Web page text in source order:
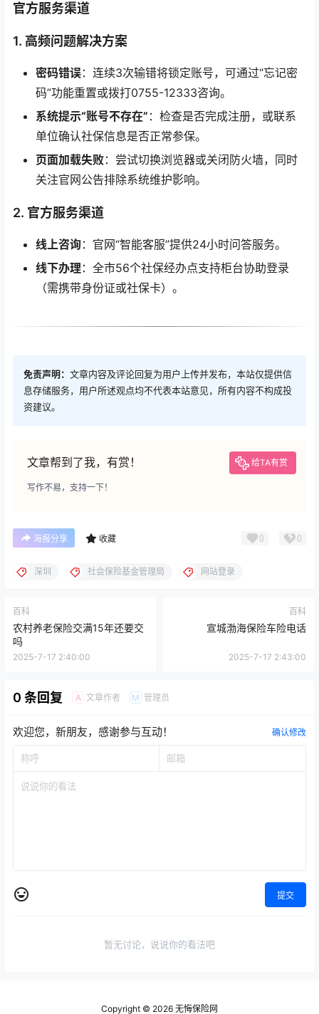
官方服务渠道
1. 高频问题解决方案
密码错误：连续3次输错将锁定账号，可通过“忘记密
码”功能重置或拨打0755-12333咨询。
系统提示“账号不存在” ：检查是否完成注册，或联系
单位确认社保信息是否正常参保。
页面加载失败：尝试切换浏览器或关闭防火墙，同时
关注官网公告排除系统维护影响。
2. 官方服务渠道
线上咨询：官网“智能客服”提供24小时问答服务。
线下办理 ：全市56个社保经办点支持柜台协助登录
（需携带身份证或社保卡）。
免责声明： 文章内容及评论回复为用户上传并发布，本站仅提供信
息存储服务，用户所述观点均不代表本站意见，所有内容不构成投
资建议。
文章帮到了我，有赏！ 给TA有赏
写作不易，支持一下！
海报分享 收藏 0 0
深圳 社会保险基金管理局 网站登录
百科
农村养老保险交满15年还要交
吗
2025-7-17 2:40:00
百科
宣城渤海保险车险电话
2025-7-17 2:43:00
0 条回复 A 文章作者 M 管理员
欢迎您，新朋友，感谢参与互动！ 确认修改
提交
暂无讨论，说说你的看法吧
Copyright © 2026 无悔保险网